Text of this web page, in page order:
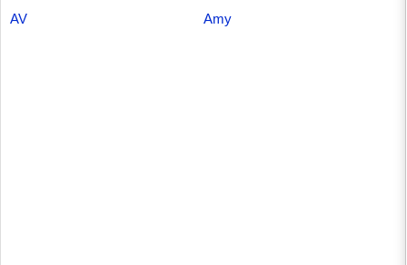
AV
Amy